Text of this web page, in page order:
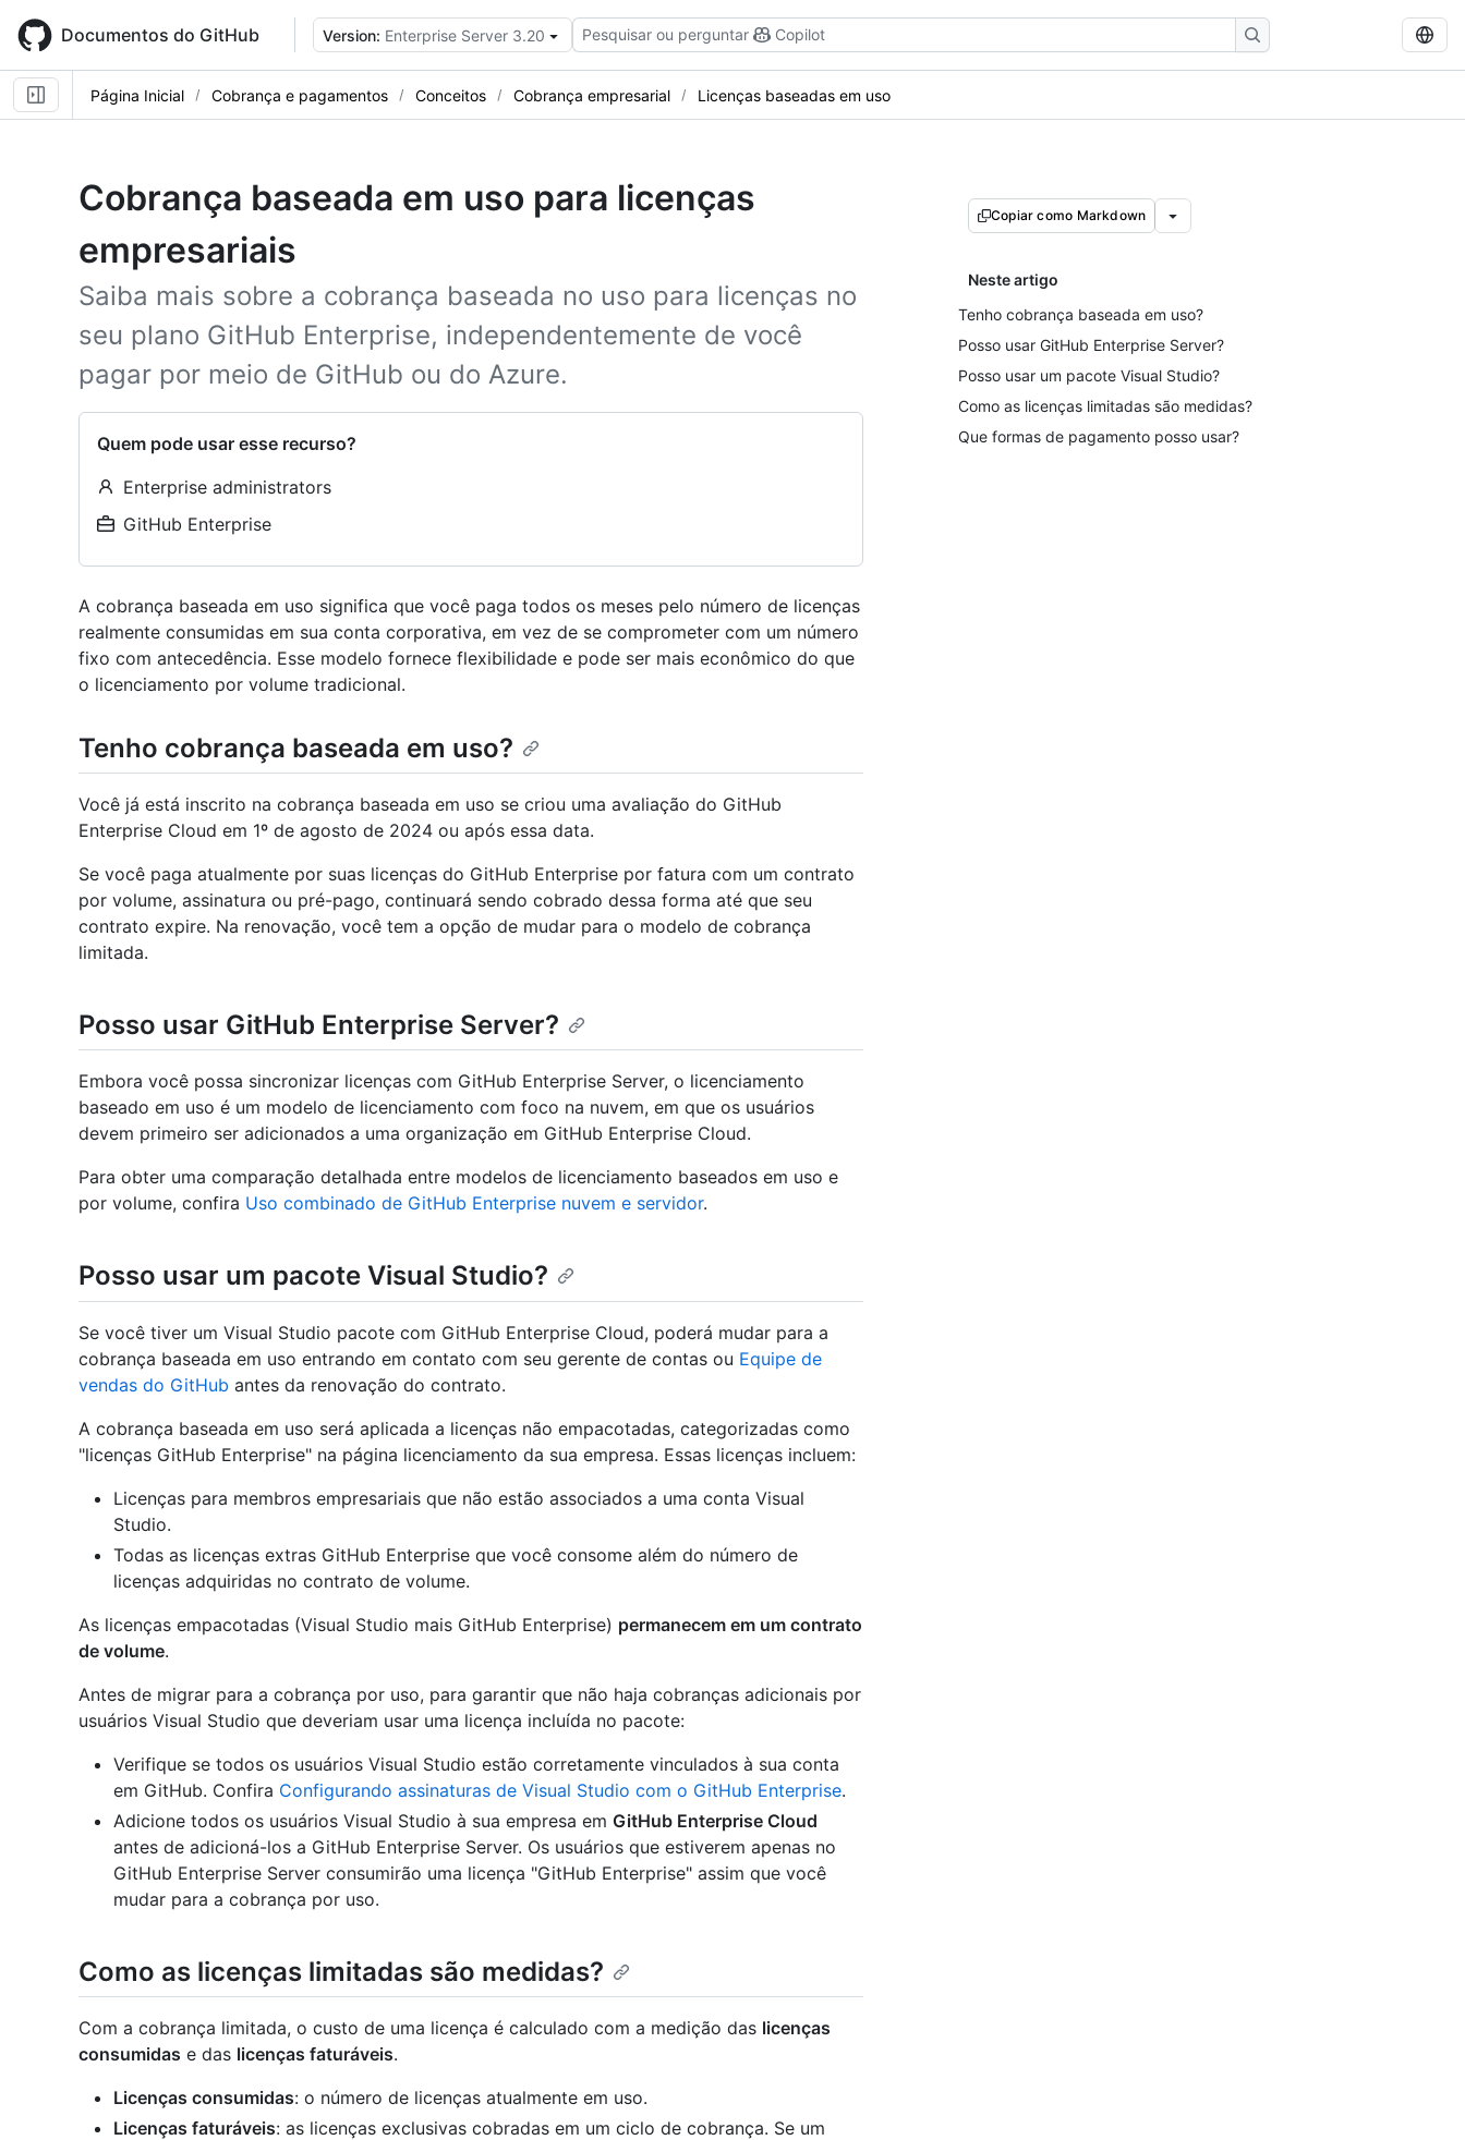
main
content
Documentos do GitHub Version: Enterprise Server 3.20 Pesquisar ou perguntar Copilot
Página Inicial Cobrança e pagamentos Conceitos Cobrança empresarial Licenças baseadas em uso
Cobrança baseada em uso para licenças
empresariais
Saiba mais sobre a cobrança baseada no uso para licenças no
seu plano GitHub Enterprise, independentemente de você
pagar por meio de GitHub ou do Azure.
Quem pode usar esse recurso?
Enterprise administrators
GitHub Enterprise
Copiar como Markdown
Neste artigo
Tenho cobrança baseada em uso?
Posso usar GitHub Enterprise Server?
Posso usar um pacote Visual Studio?
Como as licenças limitadas são medidas?
Que formas de pagamento posso usar?
A cobrança baseada em uso significa que você paga todos os meses pelo número de licenças
realmente consumidas em sua conta corporativa, em vez de se comprometer com um número
fixo com antecedência. Esse modelo fornece flexibilidade e pode ser mais econômico do que
o licenciamento por volume tradicional.
Tenho cobrança baseada em uso?
Você já está inscrito na cobrança baseada em uso se criou uma avaliação do GitHub
Enterprise Cloud em 1º de agosto de 2024 ou após essa data.
Se você paga atualmente por suas licenças do GitHub Enterprise por fatura com um contrato
por volume, assinatura ou pré-pago, continuará sendo cobrado dessa forma até que seu
contrato expire. Na renovação, você tem a opção de mudar para o modelo de cobrança
limitada.
Posso usar GitHub Enterprise Server?
Embora você possa sincronizar licenças com GitHub Enterprise Server, o licenciamento
baseado em uso é um modelo de licenciamento com foco na nuvem, em que os usuários
devem primeiro ser adicionados a uma organização em GitHub Enterprise Cloud.
Para obter uma comparação detalhada entre modelos de licenciamento baseados em uso e
por volume, confira Uso combinado de GitHub Enterprise nuvem e servidor.
Posso usar um pacote Visual Studio?
Se você tiver um Visual Studio pacote com GitHub Enterprise Cloud, poderá mudar para a
cobrança baseada em uso entrando em contato com seu gerente de contas ou Equipe de
vendas do GitHub antes da renovação do contrato.
A cobrança baseada em uso será aplicada a licenças não empacotadas, categorizadas como
"licenças GitHub Enterprise" na página licenciamento da sua empresa. Essas licenças incluem:
Licenças para membros empresariais que não estão associados a uma conta Visual
Studio.
Todas as licenças extras GitHub Enterprise que você consome além do número de
licenças adquiridas no contrato de volume.
As licenças empacotadas (Visual Studio mais GitHub Enterprise) permanecem em um contrato
de volume.
Antes de migrar para a cobrança por uso, para garantir que não haja cobranças adicionais por
usuários Visual Studio que deveriam usar uma licença incluída no pacote:
Verifique se todos os usuários Visual Studio estão corretamente vinculados à sua conta
em GitHub. Confira Configurando assinaturas de Visual Studio com o GitHub Enterprise.
Adicione todos os usuários Visual Studio à sua empresa em GitHub Enterprise Cloud
antes de adicioná-los a GitHub Enterprise Server. Os usuários que estiverem apenas no
GitHub Enterprise Server consumirão uma licença "GitHub Enterprise" assim que você
mudar para a cobrança por uso.
Como as licenças limitadas são medidas?
Com a cobrança limitada, o custo de uma licença é calculado com a medição das licenças
consumidas e das licenças faturáveis.
Licenças consumidas: o número de licenças atualmente em uso.
Licenças faturáveis: as licenças exclusivas cobradas em um ciclo de cobrança. Se um